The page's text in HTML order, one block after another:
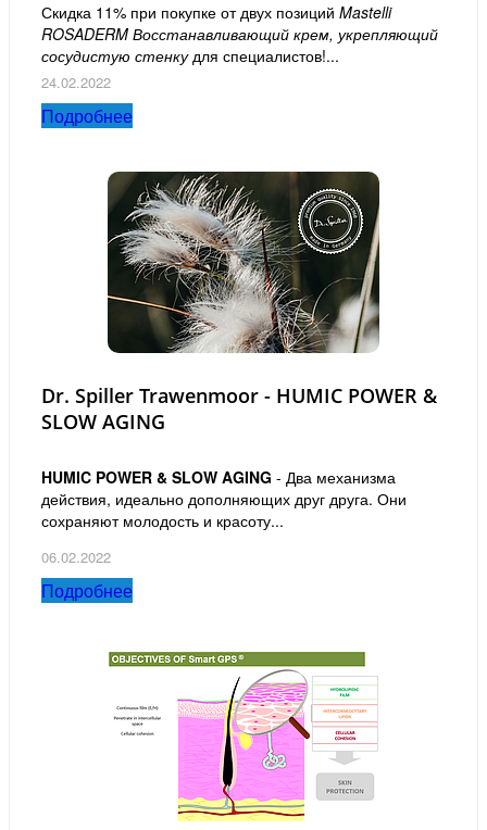
Скидка 11% при покупке от двух позиций Mastelli
ROSADERM Восстанавливающий крем, укрепляющий
сосудистую стенкудля специалистов!...
24.02.2022
Подробнее
Dr. Spiller Trawenmoor - HUMIC POWER &
SLOW AGING
HUMIC POWER & SLOW AGING - Два механизма
действия, идеально дополняющих друг друга. Они
сохраняют молодость и красоту...
06.02.2022
Подробнее